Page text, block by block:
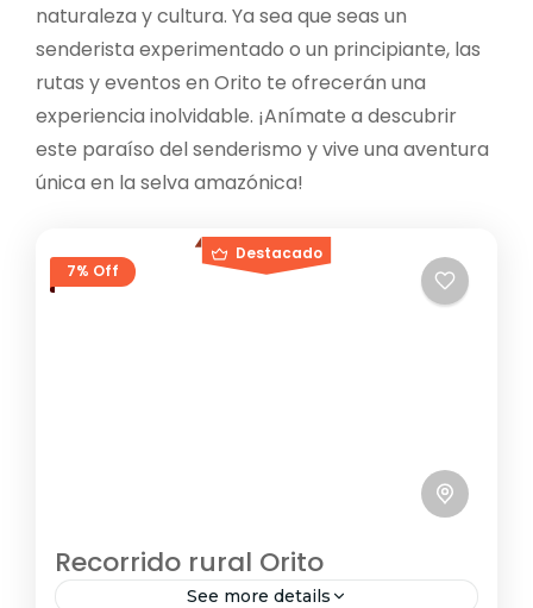
naturaleza y cultura. Ya sea que seas un
senderista experimentado o un principiante, las
rutas y eventos en Orito te ofrecerán una
experiencia inolvidable. ¡Anímate a descubrir
este paraíso del senderismo y vive una aventura
única en la selva amazónica!
Destacado
7% Off
Recorrido rural Orito
See more details